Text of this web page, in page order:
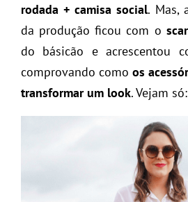
rodada + camisa social. Mas,
da produção ficou com o
do básicão e acrescentou
comprovando comoos
transformar um look. Vejam só: